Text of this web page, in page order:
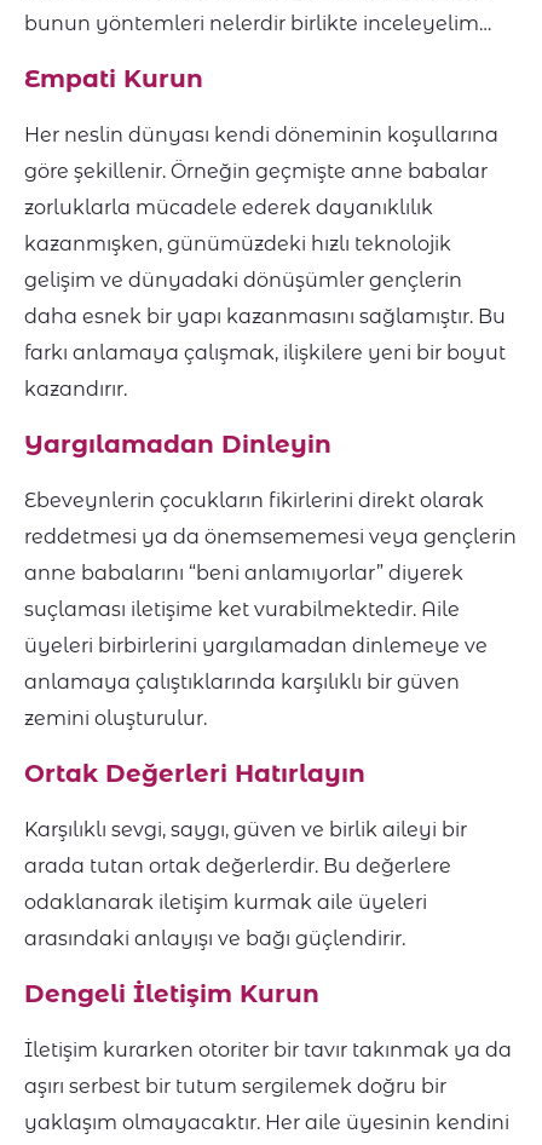
bunun yöntemleri nelerdir birlikte inceleyelim…
Empati Kurun
Her neslin dünyası kendi döneminin koşullarına
göre şekillenir. Örneğin geçmişte anne babalar
zorluklarla mücadele ederek dayanıklılık
kazanmışken, günümüzdeki hızlı teknolojik
gelişim ve dünyadaki dönüşümler gençlerin
daha esnek bir yapı kazanmasını sağlamıştır. Bu
farkı anlamaya çalışmak, ilişkilere yeni bir boyut
kazandırır.
Yargılamadan Dinleyin
Ebeveynlerin çocukların fikirlerini direkt olarak
reddetmesi ya da önemsememesi veya gençlerin
anne babalarını “beni anlamıyorlar” diyerek
suçlaması iletişime ket vurabilmektedir. Aile
üyeleri birbirlerini yargılamadan dinlemeye ve
anlamaya çalıştıklarında karşılıklı bir güven
zemini oluşturulur.
Ortak Değerleri Hatırlayın
Karşılıklı sevgi, saygı, güven ve birlik aileyi bir
arada tutan ortak değerlerdir. Bu değerlere
odaklanarak iletişim kurmak aile üyeleri
arasındaki anlayışı ve bağı güçlendirir.
Dengeli İletişim Kurun
İletişim kurarken otoriter bir tavır takınmak ya da
aşırı serbest bir tutum sergilemek doğru bir
yaklaşım olmayacaktır. Her aile üyesinin kendini